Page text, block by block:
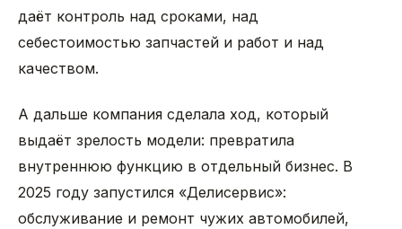
даёт контроль над сроками, над
себестоимостью запчастей и работ и над
качеством.
А дальше компания сделала ход, который
выдаёт зрелость модели: превратила
внутреннюю функцию в отдельный бизнес. В
2025 году запустился «Делисервис»:
обслуживание и ремонт чужих автомобилей,